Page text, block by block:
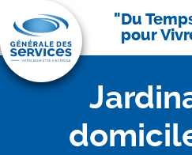
Du
pour